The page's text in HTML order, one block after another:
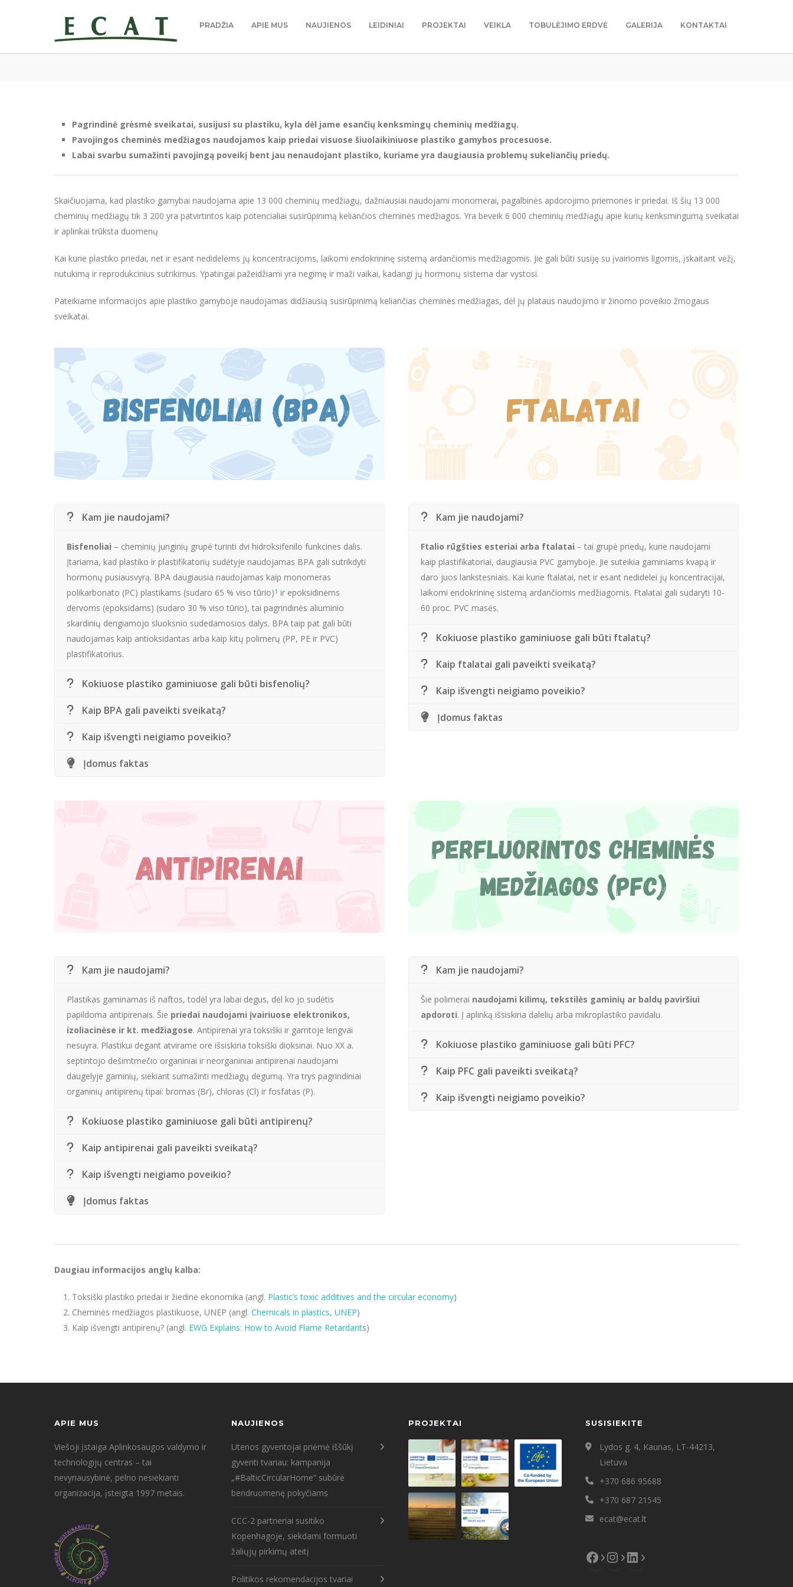
PRADŽIA APIE MUS NAUJIENOS LEIDINIAI PROJEKTAI VEIKLA TOBULĖJIMO ERDVĖ GALERIJA KONTAKTAI
Pagrindinė grėsmė sveikatai, susijusi su plastiku, kyla dėl jame esančių kenksmingų cheminių medžiagų.
Pavojingos cheminės medžiagos naudojamos kaip priedai visuose šiuolaikiniuose plastiko gamybos procesuose.
Labai svarbu sumažinti pavojingą poveikį bent jau nenaudojant plastiko, kuriame yra daugiausia problemų sukeliančių priedų.
Skaičiuojama, kad plastiko gamybai naudojama apie 13 000 cheminių medžiagų, dažniausiai naudojami monomerai, pagalbinės apdorojimo priemonės ir priedai. Iš šių 13 000
cheminių medžiagų tik 3 200 yra patvirtintos kaip potencialiai susirūpinimą keliančios cheminės medžiagos. Yra beveik 6 000 cheminių medžiagų apie kurių kenksmingumą sveikatai
ir aplinkai trūksta duomenų
Kai kurie plastiko priedai, net ir esant nedidelėms jų koncentracijoms, laikomi endokrininę sistemą ardančiomis medžiagomis. Jie gali būti susiję su įvairiomis ligomis, įskaitant vėžį,
nutukimą ir reprodukcinius sutrikimus. Ypatingai pažeidžiami yra negimę ir maži vaikai, kadangi jų hormonų sistema dar vystosi.
Pateikiame informacijos apie plastiko gamyboje naudojamas didžiausią susirūpinimą keliančias chemines medžiagas, dėl jų plataus naudojimo ir žinomo poveikio žmogaus
sveikatai.
Kam jie naudojami?
Bisfenoliai – cheminių junginių grupė turinti dvi hidroksifenilo funkcines dalis.
Įtariama, kad plastiko ir plastifikatorių sudėtyje naudojamas BPA gali sutrikdyti
hormonų pusiausvyrą. BPA daugiausia naudojamas kaip monomeras
polikarbonato (PC) plastikams (sudaro 65 % viso tūrio)1 ir epoksidinėms
dervoms (epoksidams) (sudaro 30 % viso tūrio), tai pagrindinės aliuminio
skardinių dengiamojo sluoksnio sudedamosios dalys. BPA taip pat gali būti
naudojamas kaip antioksidantas arba kaip kitų polimerų (PP, PE ir PVC)
plastifikatorius.
Kokiuose plastiko gaminiuose gali būti bisfenolių?
Kaip BPA gali paveikti sveikatą?
Kaip išvengti neigiamo poveikio?
Įdomus faktas
Kam jie naudojami?
Ftalio rūgšties esteriai arba ftalatai – tai grupė priedų, kurie naudojami
kaip plastifikatoriai, daugiausia PVC gamyboje. Jie suteikia gaminiams kvapą ir
daro juos lankstesniais. Kai kurie ftalatai, net ir esant nedidelei jų koncentracijai,
laikomi endokrininę sistemą ardančiomis medžiagomis. Ftalatai gali sudaryti 10-
60 proc. PVC masės.
Kokiuose plastiko gaminiuose gali būti ftalatų?
Kaip ftalatai gali paveikti sveikatą?
Kaip išvengti neigiamo poveikio?
Įdomus faktas
Kam jie naudojami?
Plastikas gaminamas iš naftos, todėl yra labai degus, dėl ko jo sudėtis
papildoma antipirenais. Šie priedai naudojami įvairiuose elektronikos,
izoliacinėse ir kt. medžiagose. Antipirenai yra toksiški ir gamtoje lengvai
nesuyra. Plastikui degant atvirame ore išsiskiria toksiški dioksinai. Nuo XX a.
septintojo dešimtmečio organiniai ir neorganiniai antipirenai naudojami
daugelyje gaminių, siekiant sumažinti medžiagų degumą. Yra trys pagrindiniai
organinių antipirenų tipai: bromas (Br), chloras (Cl) ir fosfatas (P).
Kokiuose plastiko gaminiuose gali būti antipirenų?
Kaip antipirenai gali paveikti sveikatą?
Kaip išvengti neigiamo poveikio?
Įdomus faktas
Kam jie naudojami?
Šie polimerai naudojami kilimų, tekstilės gaminių ar baldų paviršiui
apdoroti. Į aplinką išsiskiria dalelių arba mikroplastiko pavidalu.
Kokiuose plastiko gaminiuose gali būti PFC?
Kaip PFC gali paveikti sveikatą?
Kaip išvengti neigiamo poveikio?
Daugiau informacijos anglų kalba:
Toksiški plastiko priedai ir žiedinė ekonomika (angl. Plastic’s toxic additives and the circular economy)
Cheminės medžiagos plastikuose, UNEP (angl. Chemicals in plastics, UNEP)
Kaip išvengti antipirenų? (angl. EWG Explains: How to Avoid Flame Retardants)
APIE MUS
Viešoji įstaiga Aplinkosaugos valdymo ir
technologijų centras – tai
nevyriausybinė, pelno nesiekianti
organizacija, įsteigta 1997 metais.
NAUJIENOS
Utenos gyventojai priėmė iššūkį
gyventi tvariau: kampanija
„#BalticCircularHome“ subūrė
bendruomenę pokyčiams
CCC-2 partneriai susitiko
Kopenhagoje, siekdami formuoti
žaliųjų pirkimų ateitį
Politikos rekomendacijos tvariai
PROJEKTAI SUSISIEKITE
Lydos g. 4, Kaunas, LT-44213,
Lietuva
+370 686 95688
+370 687 21545
ecat@ecat.lt
Facebook
Instagram
LinkedIn